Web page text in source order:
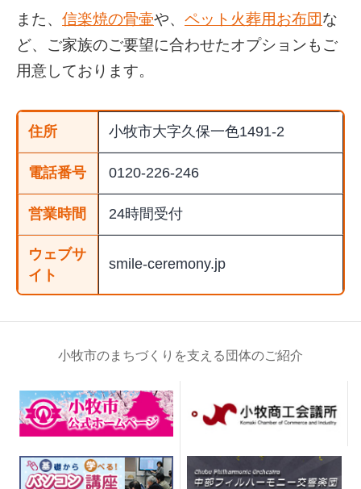
また、 信楽焼の骨壷や、 ペット火葬用お布団な
ど、ご家族のご要望に合わせたオプションもご
用意しております。
住所 小牧市大字久保一色1491-2
電話番号 0120-226-246
営業時間 24時間受付
ウェブサ
イト
smile-ceremony.jp
小牧市のまちづくりを支える団体のご紹介